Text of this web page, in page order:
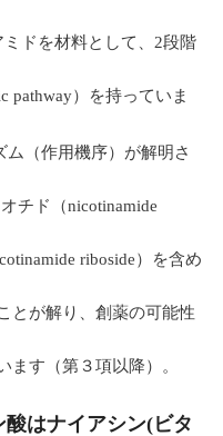
ドを材料として、2段階
pathway）を持っていま
（作用機序）が解明さ
チド（nicotinamide
riboside）を含め
とが解り、創薬の可能性
す（第３項以降）。
はナイアシン(ビタ